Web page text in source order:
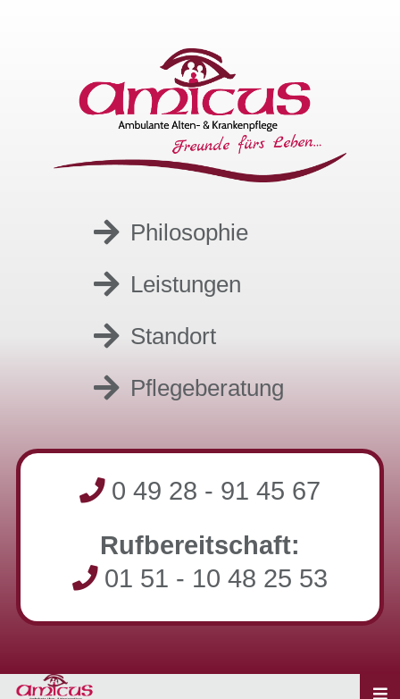
Philosophie
Leistungen
Standort
Pflegeberatung
0 49 28 - 91 45 67
Rufbereitschaft:
01 51 - 10 48 25 53